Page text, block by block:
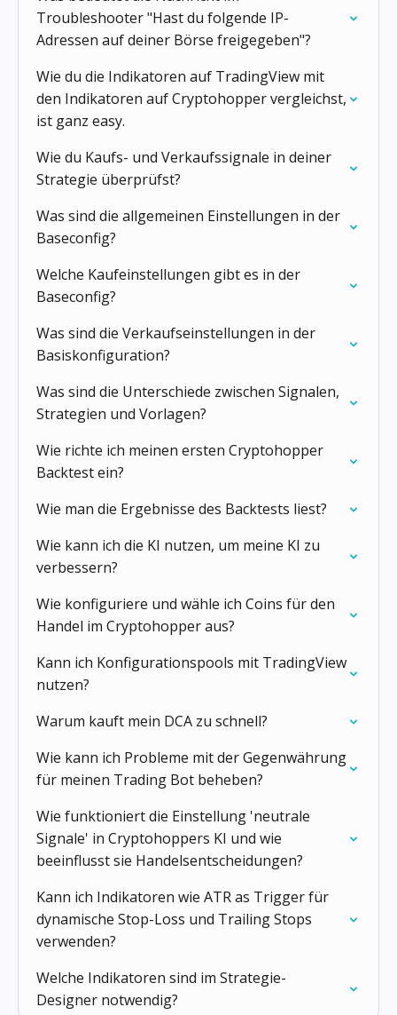
Troubleshooter "Hast du folgende IP-
Adressen auf deiner Börse freigegeben"?
Wie du die Indikatoren auf TradingView mit
den Indikatoren auf Cryptohopper vergleichst,
ist ganz easy.
Wie du Kaufs- und Verkaufssignale in deiner
Strategie überprüfst?
Was sind die allgemeinen Einstellungen in der
Baseconfig?
Welche Kaufeinstellungen gibt es in der
Baseconfig?
Was sind die Verkaufseinstellungen in der
Basis­konfiguration?
Was sind die Unterschiede zwischen Signalen,
Strategien und Vorlagen?
Wie richte ich meinen ersten Cryptohopper
Backtest ein?
Wie man die Ergebnisse des Backtests liest?
Wie kann ich die KI nutzen, um meine KI zu
verbessern?
Wie konfiguriere und wähle ich Coins für den
Handel im Cryptohopper aus?
Kann ich Konfigurationspools mit TradingView
nutzen?
Warum kauft mein DCA zu schnell?
Wie kann ich Probleme mit der Gegenwährung
für meinen Trading Bot beheben?
Wie funktioniert die Einstellung 'neutrale
Signale' in Cryptohoppers KI und wie
beeinflusst sie Handelsentscheidungen?
Kann ich Indikatoren wie ATR as Trigger für
dynamische Stop-Loss und Trailing Stops
verwenden?
Welche Indikatoren sind im Strategie-
Designer notwendig?